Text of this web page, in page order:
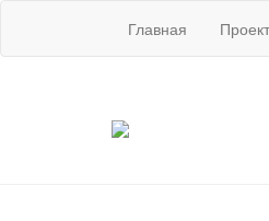
Главная